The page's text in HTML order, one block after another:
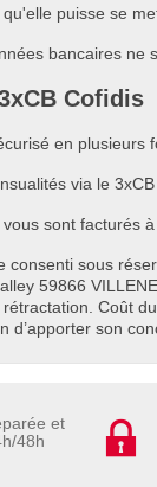
puisse se
bancaires ne
Cofidis
en plusieurs
via le
sont facturés
consenti sous
59866
rétractation. Coût
d’apporter son
et
48h